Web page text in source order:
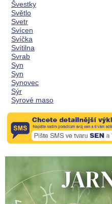
Švestky
Světlo
Svetr
Svícen
Svíčka
Svítilna
Svrab
Syn
Syn
Synovec
Sýr
Syrové maso